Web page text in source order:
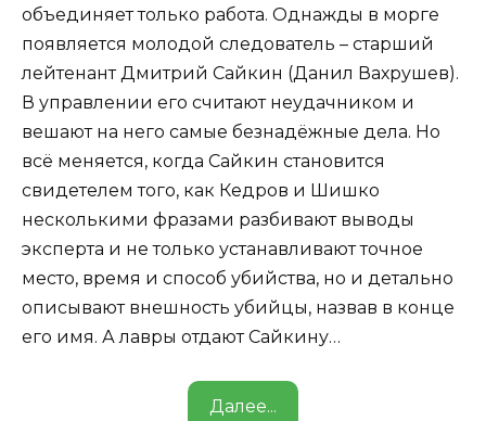
объединяет только работа. Однажды в морге
появляется молодой следователь – старший
лейтенант Дмитрий Сайкин (Данил Вахрушев).
В управлении его считают неудачником и
вешают на него самые безнадёжные дела. Но
всё меняется, когда Сайкин становится
свидетелем того, как Кедров и Шишко
несколькими фразами разбивают выводы
эксперта и не только устанавливают точное
место, время и способ убийства, но и детально
описывают внешность убийцы, назвав в конце
его имя. А лавры отдают Сайкину…
Далее...